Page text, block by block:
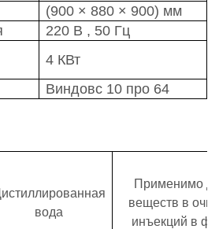
(900 × 880 × 900) мм
220 В , 50 Гц
4 КВт
Виндовс 10 про 64
вода
Применимо
веществ в
инъекций в